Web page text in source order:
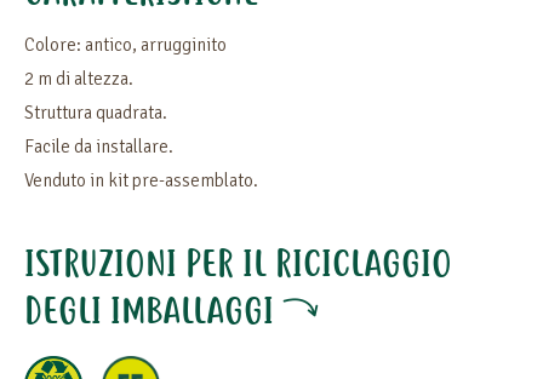
Colore: antico, arrugginito
2 m di altezza.
Struttura quadrata.
Facile da installare.
Venduto in kit pre-assemblato.
ISTRUZIONI PER IL RICICLAGGIO
DEGLI IMBALLAGGI